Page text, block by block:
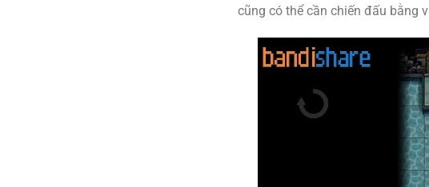
cũng có thể cần chiến đấu bằng